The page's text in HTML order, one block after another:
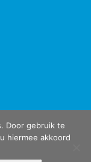
Door gebruik te
hiermee akkoord